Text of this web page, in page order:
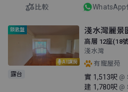
比較 WhatsApp
AI講房
鎖匙盤
露台
淺水灣麗景
高層 12座(18
淺水灣
有寵屋苑
實 1,513呎 @
建 1,780呎 @